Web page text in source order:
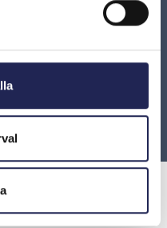
ersättningsskyldig
inom ångerfristen
ska flyttas till